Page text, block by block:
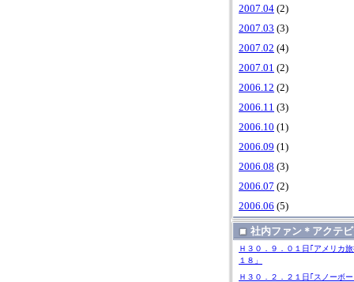
2007.04 (2)
2007.03 (3)
2007.02 (4)
2007.01 (2)
2006.12 (2)
2006.11 (3)
2006.10 (1)
2006.09 (1)
2006.08 (3)
2006.07 (2)
2006.06 (5)
社内ファン＊アクテビ
Ｈ３０．９．０１日｢アメリカ旅
１８」
Ｈ３０．２．２１日｢スノーボー